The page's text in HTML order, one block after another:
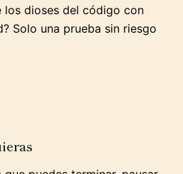
los dioses del código con
Solo una prueba sin riesgo